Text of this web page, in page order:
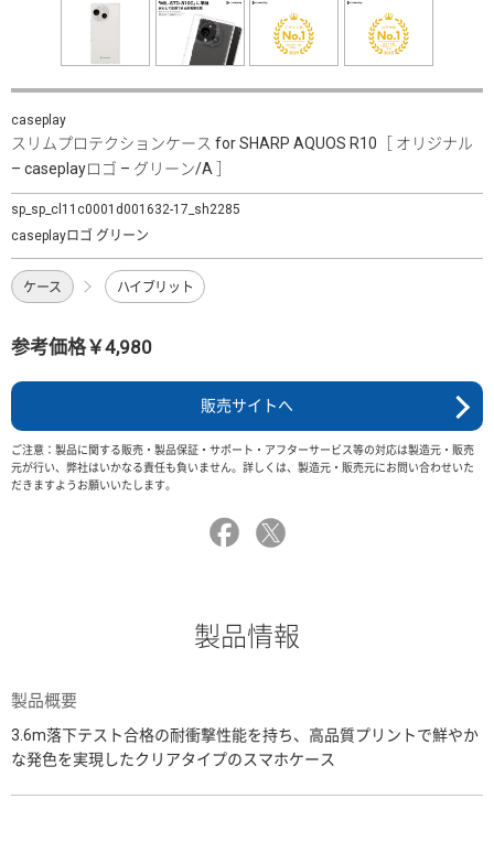
caseplay
スリムプロテクションケース for SHARP AQUOS R10［ オリジナル
– caseplayロゴ – グリーン/A ］
sp_sp_cl11c0001d001632-17_sh2285
caseplayロゴ グリーン
ケース ハイブリット
参考価格￥4,980
販売サイトへ
ご注意：製品に関する販売・製品保証・サポート・アフターサービス等の対応は製造元・販売
元が行い、弊社はいかなる責任も負いません。詳しくは、製造元・販売元にお問い合わせいた
だきますようお願いいたします。
製品情報
製品概要
3.6m落下テスト合格の耐衝撃性能を持ち、高品質プリントで鮮やか
な発色を実現したクリアタイプのスマホケース